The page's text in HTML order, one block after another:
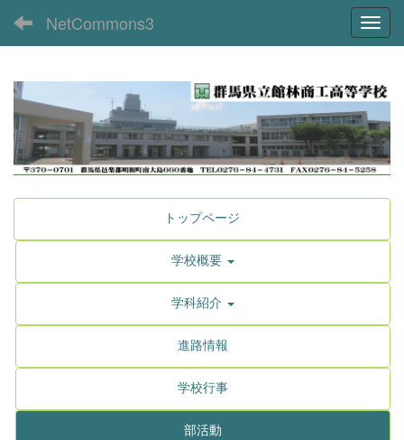
NetCommons3
トップページ
学校概要
学科紹介
進路情報
学校行事
部活動